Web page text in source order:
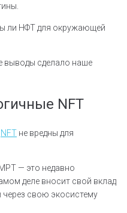
ли НФТ для окружающей
выводы сделало наше
NFT
NFT не вредны для
— это недавно
деле вносит свой вклад
свою экосистему